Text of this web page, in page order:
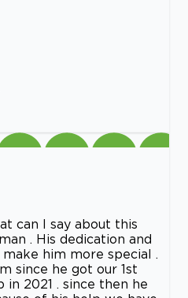
can I say about this
. His dedication and
him more special .
since he got our 1st
2021 . since then he